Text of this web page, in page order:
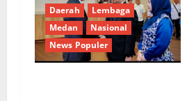
Daerah
Lembaga
Medan
Nasional
News Populer